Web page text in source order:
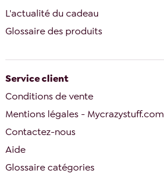
L'actualité du cadeau
Glossaire des produits
Service client
Conditions de vente
Mentions légales - Mycrazystuff.com
Contactez-nous
Aide
Glossaire catégories